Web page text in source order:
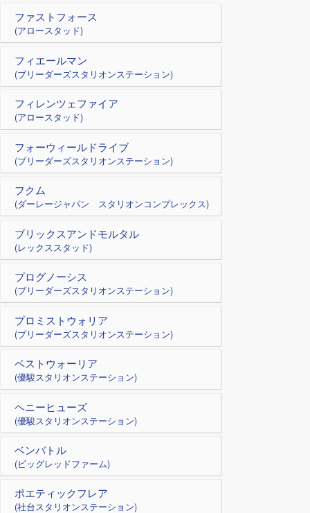
ファストフォース
(アロースタッド)
フィエールマン
(ブリーダーズスタリオンステーション)
フィレンツェファイア
(アロースタッド)
フォーウィールドライブ
(ブリーダーズスタリオンステーション)
フクム
(ダーレージャパン スタリオンコンプレックス)
ブリックスアンドモルタル
(レックススタッド)
プログノーシス
(ブリーダーズスタリオンステーション)
プロミストウォリア
(ブリーダーズスタリオンステーション)
ベストウォーリア
(優駿スタリオンステーション)
ヘニーヒューズ
(優駿スタリオンステーション)
ベンバトル
(ビッグレッドファーム)
ポエティックフレア
(社台スタリオンステーション)